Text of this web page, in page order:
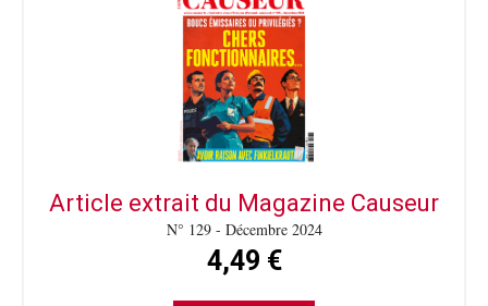
Article extrait du Magazine Causeur
N° 129 - Décembre 2024
4,49 €